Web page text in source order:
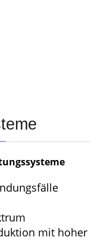
mit hoher